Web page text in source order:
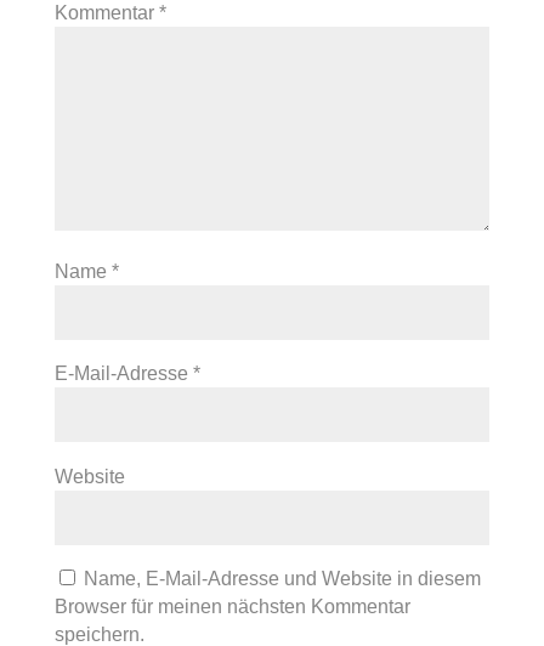
Kommentar *
Name *
E-Mail-Adresse *
Website
Name, E-Mail-Adresse und Website in diesem
Browser für meinen nächsten Kommentar
speichern.